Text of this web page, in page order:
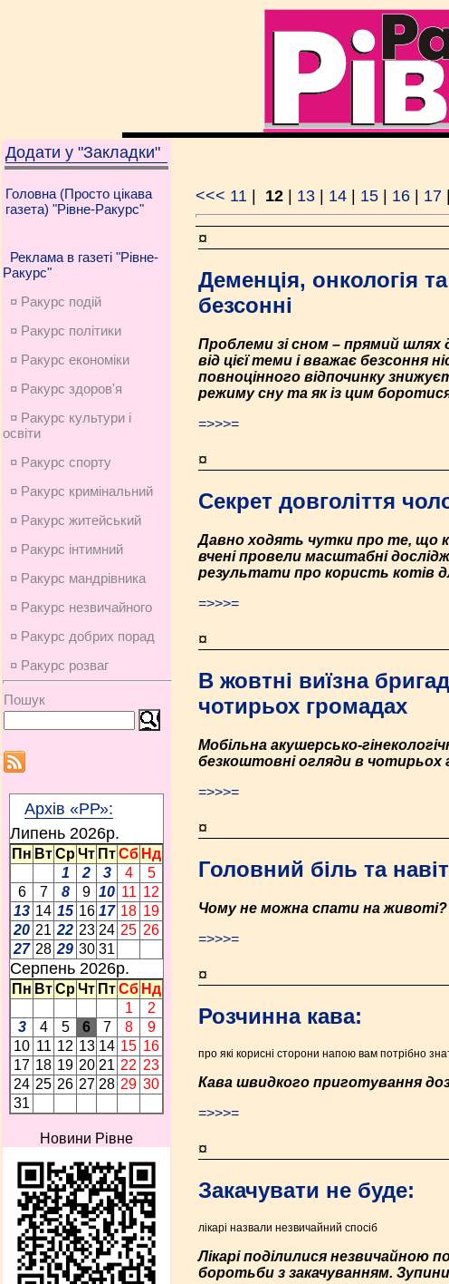
Додати у "Закладки"
Головна (Просто цікава
газета) "Рівне-Ракурс"
Реклама в газеті "Рівне-
Ракурс"
¤ Ракурс подій
¤ Ракурс політики
¤ Ракурс економiки
¤ Ракурс здоров'я
¤ Ракурс культури і
освіти
¤ Ракурс спорту
¤ Ракурс кримінальний
¤ Ракурс житейський
¤ Ракурс інтимний
¤ Ракурс мандрівника
¤ Ракурс незвичайного
¤ Ракурс добрих порад
¤ Ракурс розваг
Пошук
Архів «РР»:
Липень 2026p.
Пн ВтСрЧт ПтСб Нд
1
2 3 4
5
6
7 8 9 10 11 12
13 14 15 16 17 18 19
20 21 22 23 24 25 26
27 28 29 30 31
Серпень 2026p.
Пн ВтСрЧт ПтСб Нд
1
2
3
4 5 6 7 8
9
10 11 12 13 14 15 16
17 18 19 20 21 22 23
24 25 26 27 28 29 30
31
Новини Рівне
<<< 11 12 13 14 15 16 17
¤
Деменція, онкологія
безсонні
Проблеми зі сном – прямий шлях
від цієї теми і вважає безсоння
повноцінного відпочинку
режиму сну та як із цим
=>>>=
¤
Секрет довголіття
Давно ходять чутки про те, що
вчені провели масштабні
результати про користь котів
=>>>=
¤
В жовтні виїзна
чотирьох громадах
Мобільна акушерсько-
безкоштовні огляди в чотирьох
=>>>=
¤
Головний біль та
Чому не можна спати на животі?
=>>>=
¤
Розчинна кава:
про які корисні сторони напою вам потрібно
Кава швидкого приготування
=>>>=
¤
Закачувати не буде:
лікарі назвали незвичайний спосіб
Лікарі поділилися
боротьби з закачуванням.